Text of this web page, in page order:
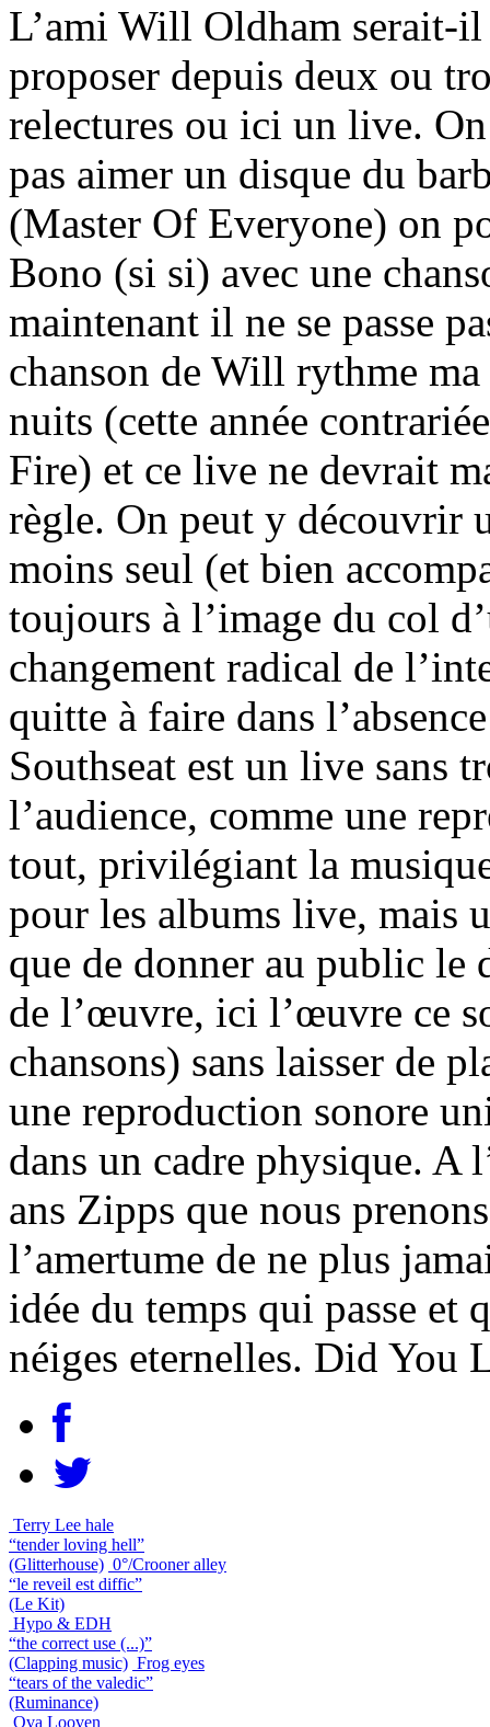
L’ami Will Oldham serait-il
proposer depuis deux ou
relectures ou ici un live.
pas aimer un disque du
(Master Of Everyone) on
Bono (si si) avec une
maintenant il ne se passe
chanson de Will rythme
nuits (cette année
Fire) et ce live ne devrait
règle. On peut y découvrir
moins seul (et bien
toujours à l’image du col
changement radical de
quitte à faire dans
Southseat est un live sans
l’audience, comme une
tout, privilégiant la
pour les albums live, mais
que de donner au public le
de l’œuvre, ici l’œuvre ce
chansons) sans laisser de
une reproduction sonore
dans un cadre physique. A
ans Zipps que nous
l’amertume de ne plus
idée du temps qui passe et
néiges eternelles. Did
Terry Lee hale
“tender loving hell”
(Glitterhouse) 0°/Crooner alley
“le reveil est diffic”
(Le Kit)
Hypo & EDH
“the correct use (...)”
(Clapping music) Frog eyes
“tears of the valedic”
(Ruminance)
Ova Looven